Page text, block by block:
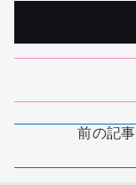
前の記事